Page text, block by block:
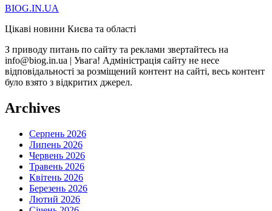
BIOG.IN.UA
Цікаві новини Києва та області
З приводу питань по сайту та реклами звертайтесь на
info@biog.in.ua | Увага! Адміністрація сайту не несе
відповідальності за розміщений контент на сайті, весь контент
було взято з відкритих джерел.
Archives
Серпень 2026
Липень 2026
Червень 2026
Травень 2026
Квітень 2026
Березень 2026
Лютий 2026